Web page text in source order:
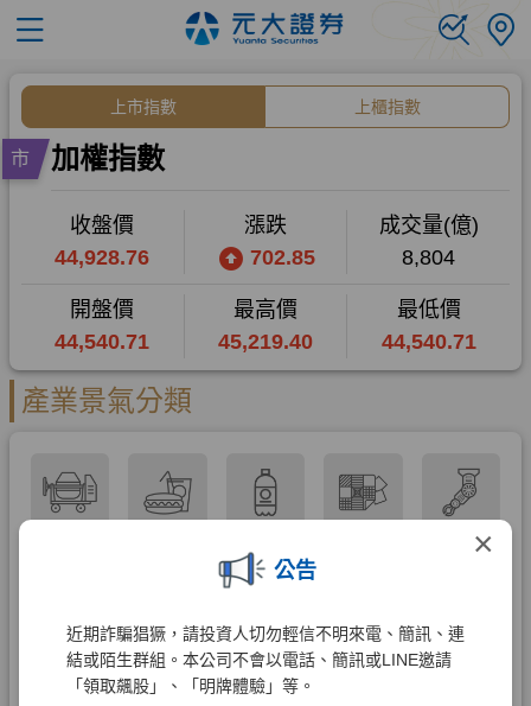
×
公告
近期詐騙猖獗，請投資人切勿輕信不明來電、簡訊、連
結或陌生群組。本公司不會以電話、簡訊或LINE邀請
「領取飆股」、「明牌體驗」等。